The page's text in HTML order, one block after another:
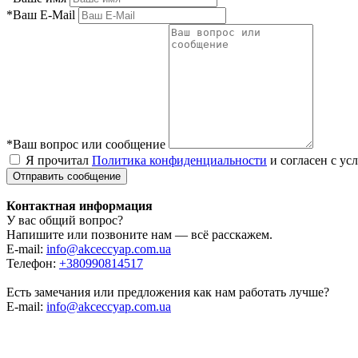
*Ваш E-Mail
*Ваш вопрос или сообщение
Я прочитал Политика конфиденциальности и согласен с
Контактная информация
У вас общий вопрос?
Напишите или позвоните нам — всё расскажем.
E-mail: info@akceccyap.com.ua
Телефон: +380990814517
Есть замечания или предложения как нам работать лучше?
E-mail: info@akceccyap.com.ua